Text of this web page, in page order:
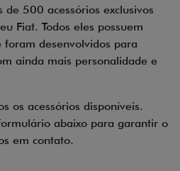
500 acessórios exclusivos
Fiat. Todos eles possuem
desenvolvidos para
ainda mais personalidade e
os acessórios disponíveis.
abaixo para garantir o
em contato.